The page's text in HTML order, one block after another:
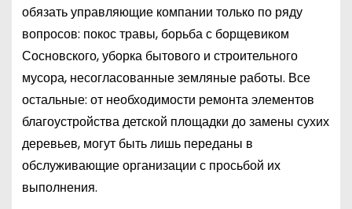
обязать управляющие компании только по ряду
вопросов: покос травы, борьба с борщевиком
Сосновского, уборка бытового и строительного
мусора, несогласованные земляные работы. Все
остальные: от необходимости ремонта элементов
благоустройства детской площадки до замены сухих
деревьев, могут быть лишь переданы в
обслуживающие организации с просьбой их
выполнения.